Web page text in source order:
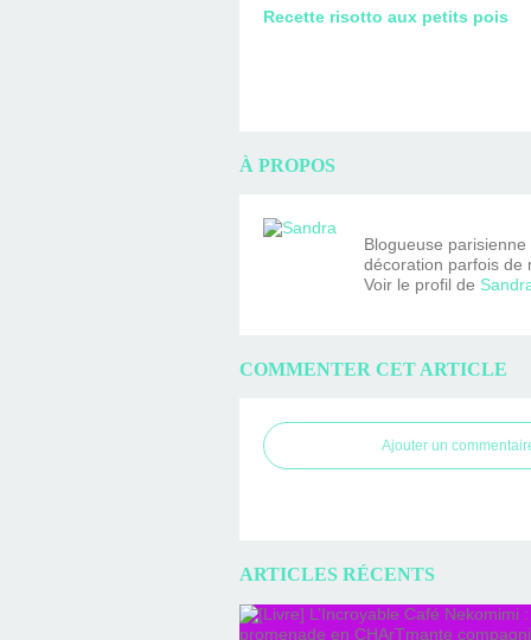
Recette risotto aux petits pois
À PROPOS
Blogueuse
décoration parfois de
Voir le profil de
COMMENTER CET ARTICLE
Ajouter un
ARTICLES RÉCENTS